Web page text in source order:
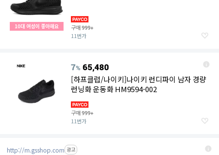
10대 여성이 좋아해요 구매999+
11번가
7% 65,480
[하프클럽/나이키]나이키 런디파이 남자 경량
런닝화 운동화 HM9594-002
구매999+
11번가
http://m.gsshop.com 광고